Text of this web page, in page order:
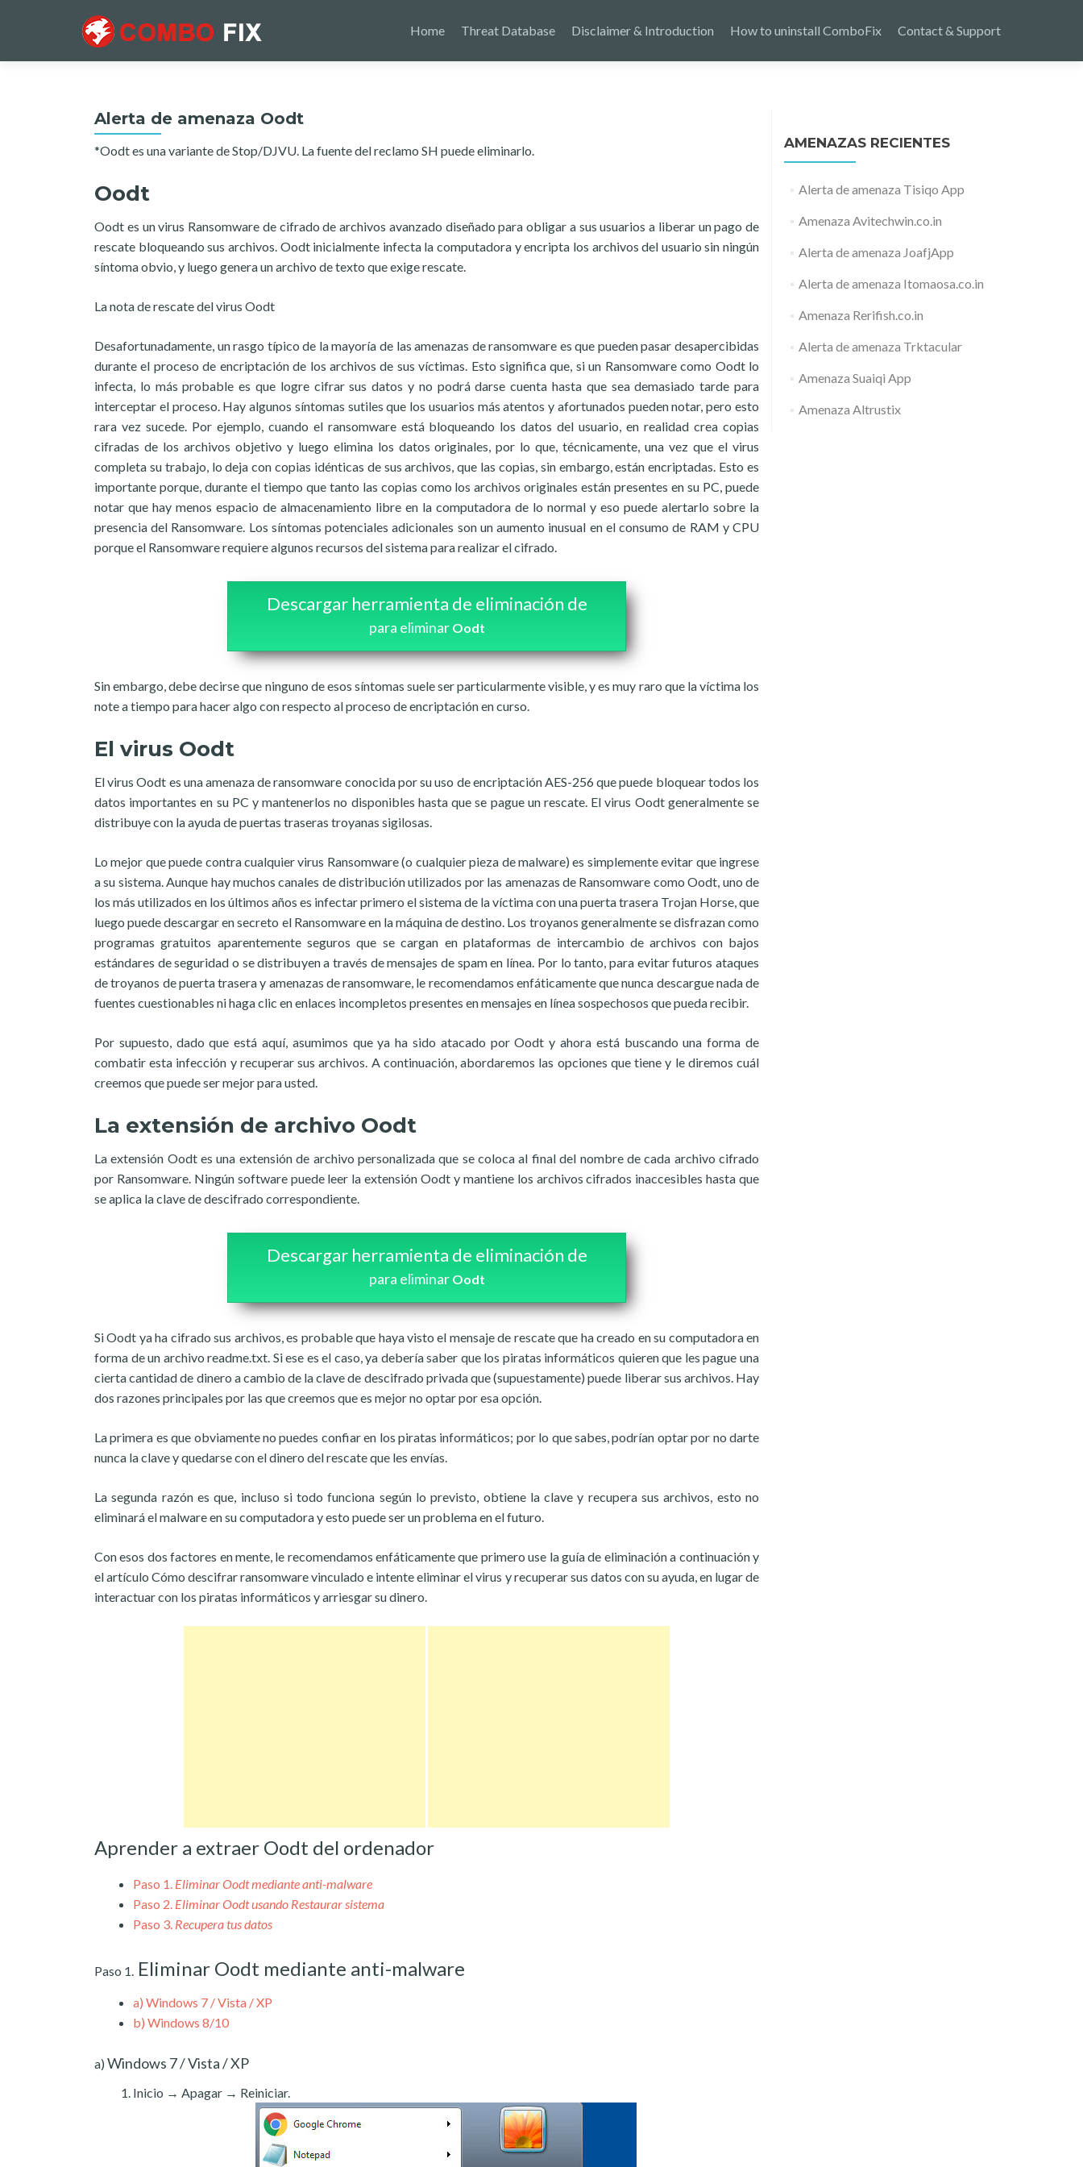
Home Threat Database Disclaimer & Introduction How to uninstall ComboFix Contact & Support
Alerta de amenaza Oodt
*Oodt es una variante de Stop/DJVU. La fuente del reclamo SH puede eliminarlo.
Oodt
Oodt es un virus Ransomware de cifrado de archivos avanzado diseñado para obligar a sus usuarios a liberar un pago de
rescate bloqueando sus archivos. Oodt inicialmente infecta la computadora y encripta los archivos del usuario sin ningún
síntoma obvio, y luego genera un archivo de texto que exige rescate.
La nota de rescate del virus Oodt
Desafortunadamente, un rasgo típico de la mayoría de las amenazas de ransomware es que pueden pasar desapercibidas
durante el proceso de encriptación de los archivos de sus víctimas. Esto significa que, si un Ransomware como Oodt lo
infecta, lo más probable es que logre cifrar sus datos y no podrá darse cuenta hasta que sea demasiado tarde para
interceptar el proceso. Hay algunos síntomas sutiles que los usuarios más atentos y afortunados pueden notar, pero esto
rara vez sucede. Por ejemplo, cuando el ransomware está bloqueando los datos del usuario, en realidad crea copias
cifradas de los archivos objetivo y luego elimina los datos originales, por lo que, técnicamente, una vez que el virus
completa su trabajo, lo deja con copias idénticas de sus archivos, que las copias, sin embargo, están encriptadas. Esto es
importante porque, durante el tiempo que tanto las copias como los archivos originales están presentes en su PC, puede
notar que hay menos espacio de almacenamiento libre en la computadora de lo normal y eso puede alertarlo sobre la
presencia del Ransomware. Los síntomas potenciales adicionales son un aumento inusual en el consumo de RAM y CPU
porque el Ransomware requiere algunos recursos del sistema para realizar el cifrado.
Descargar herramienta de eliminación de
para eliminar Oodt
Sin embargo, debe decirse que ninguno de esos síntomas suele ser particularmente visible, y es muy raro que la víctima los
note a tiempo para hacer algo con respecto al proceso de encriptación en curso.
El virus Oodt
El virus Oodt es una amenaza de ransomware conocida por su uso de encriptación AES-256 que puede bloquear todos los
datos importantes en su PC y mantenerlos no disponibles hasta que se pague un rescate. El virus Oodt generalmente se
distribuye con la ayuda de puertas traseras troyanas sigilosas.
Lo mejor que puede contra cualquier virus Ransomware (o cualquier pieza de malware) es simplemente evitar que ingrese
a su sistema. Aunque hay muchos canales de distribución utilizados por las amenazas de Ransomware como Oodt, uno de
los más utilizados en los últimos años es infectar primero el sistema de la víctima con una puerta trasera Trojan Horse, que
luego puede descargar en secreto el Ransomware en la máquina de destino. Los troyanos generalmente se disfrazan como
programas gratuitos aparentemente seguros que se cargan en plataformas de intercambio de archivos con bajos
estándares de seguridad o se distribuyen a través de mensajes de spam en línea. Por lo tanto, para evitar futuros ataques
de troyanos de puerta trasera y amenazas de ransomware, le recomendamos enfáticamente que nunca descargue nada de
fuentes cuestionables ni haga clic en enlaces incompletos presentes en mensajes en línea sospechosos que pueda recibir.
Por supuesto, dado que está aquí, asumimos que ya ha sido atacado por Oodt y ahora está buscando una forma de
combatir esta infección y recuperar sus archivos. A continuación, abordaremos las opciones que tiene y le diremos cuál
creemos que puede ser mejor para usted.
La extensión de archivo Oodt
La extensión Oodt es una extensión de archivo personalizada que se coloca al final del nombre de cada archivo cifrado
por Ransomware. Ningún software puede leer la extensión Oodt y mantiene los archivos cifrados inaccesibles hasta que
se aplica la clave de descifrado correspondiente.
Descargar herramienta de eliminación de
para eliminar Oodt
Si Oodt ya ha cifrado sus archivos, es probable que haya visto el mensaje de rescate que ha creado en su computadora en
forma de un archivo readme.txt. Si ese es el caso, ya debería saber que los piratas informáticos quieren que les pague una
cierta cantidad de dinero a cambio de la clave de descifrado privada que (supuestamente) puede liberar sus archivos. Hay
dos razones principales por las que creemos que es mejor no optar por esa opción.
La primera es que obviamente no puedes confiar en los piratas informáticos; por lo que sabes, podrían optar por no darte
nunca la clave y quedarse con el dinero del rescate que les envías.
La segunda razón es que, incluso si todo funciona según lo previsto, obtiene la clave y recupera sus archivos, esto no
eliminará el malware en su computadora y esto puede ser un problema en el futuro.
Con esos dos factores en mente, le recomendamos enfáticamente que primero use la guía de eliminación a continuación y
el artículo Cómo descifrar ransomware vinculado e intente eliminar el virus y recuperar sus datos con su ayuda, en lugar de
interactuar con los piratas informáticos y arriesgar su dinero.
Aprender a extraer Oodt del ordenador
Paso 1. Eliminar Oodt mediante anti-malware
Paso 2. Eliminar Oodt usando Restaurar sistema
Paso 3. Recupera tus datos
Paso 1. Eliminar Oodt mediante anti-malware
a) Windows 7 / Vista / XP
b) Windows 8/10
a) Windows 7 / Vista / XP
Inicio → Apagar → Reiniciar.
AMENAZAS RECIENTES
Alerta de amenaza Tisiqo App
Amenaza Avitechwin.co.in
Alerta de amenaza JoafjApp
Alerta de amenaza Itomaosa.co.in
Amenaza Rerifish.co.in
Alerta de amenaza Trktacular
Amenaza Suaiqi App
Amenaza Altrustix